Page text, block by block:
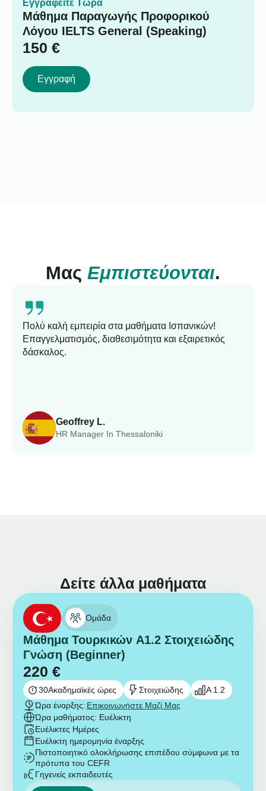
Εγγραφείτε Τώρα
Μάθημα Παραγωγής Προφορικού
Λόγου IELTS General (Speaking)
150 €
Εγγραφή
Μας Εμπιστεύονται.
Geoffrey L.
HR Manager In Thessaloniki
Πολύ καλή εμπειρία στα μαθήματα Ισπανικών!
Επαγγελματισμός, διαθεσιμότητα και εξαιρετικός
δάσκαλος.
Δείτε άλλα μαθήματα
Ομάδα
Μάθημα Τουρκικών A1.2 Στοιχειώδης
Γνώση (Beginner)
220 €
30Ακαδημαϊκές ώρες Στοιχειώδης
A 1.2
Ώρα έναρξης: Επικοινωνήστε Μαζί Μας
Ώρα μαθήματος: Ευέλικτη
Ευέλικτες Ημέρες
Ευέλικτη ημερομηνία έναρξης
Πιστοποιητικό ολοκλήρωσης επιπέδου σύμφωνα με τα
πρότυπα του CEFR
Γηγενείς εκπαιδευτές